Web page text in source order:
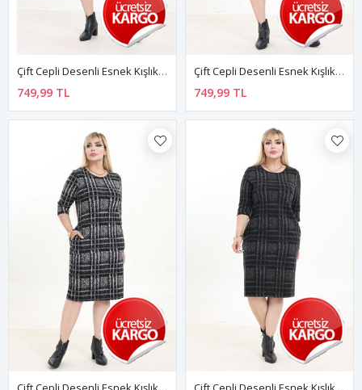
Çift Cepli Desenli Esnek Kışlık Büyük Beden Midi Elbise 22A-2753
749,99 TL
Çift Cepli Desenli Esnek Kışlık Büyük Beden Midi Elbise 44A-2751
749,99 TL